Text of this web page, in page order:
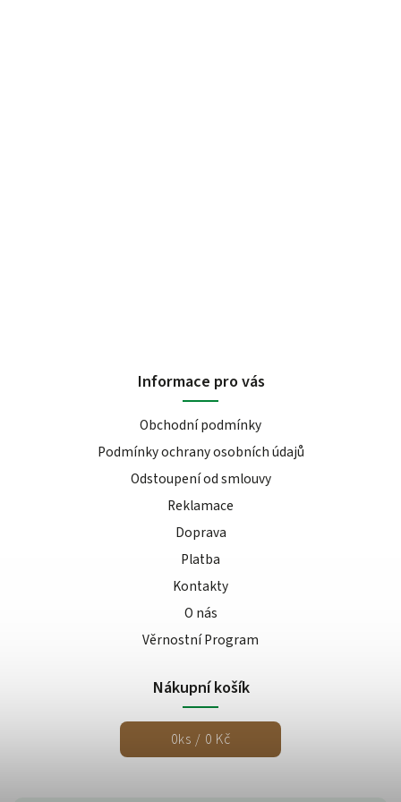
Informace pro vás
Obchodní podmínky
Podmínky ochrany osobních údajů
Odstoupení od smlouvy
Reklamace
Doprava
Platba
Kontakty
O nás
Věrnostní Program
Nákupní košík
0ks / 0 Kč